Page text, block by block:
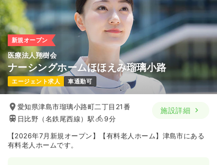
新規オープン
医療法人翔樹会
ナーシングホームほほえみ瑠璃小路
エージェント求人 車通勤可
愛知県津島市瑠璃小路町二丁目21番
日比野（名鉄尾西線）駅
9分
施設詳細
【2026年7月新規オープン】【有料老人ホーム】津島市にある
有料老人ホームです。